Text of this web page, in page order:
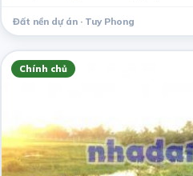
Đất nền dự án · Tuy Phong
Chính chủ